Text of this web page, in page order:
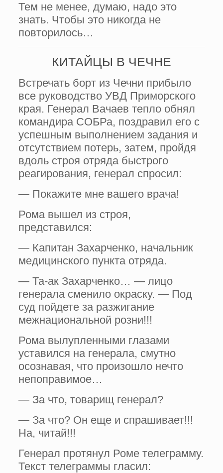
Тем не менее, думаю, надо это
знать. Чтобы это никогда не
повторилось…
КИТАЙЦЫ В ЧЕЧНЕ
Встречать борт из Чечни прибыло
все руководство УВД Приморского
края. Генерал Вачаев тепло обнял
командира СОБРа, поздравил его с
успешным выполнением задания и
отсутствием потерь, затем, пройдя
вдоль строя отряда быстрого
реагирования, генерал спросил:
— Покажите мне вашего врача!
Рома вышел из строя,
представился:
— Капитан Захарченко, начальник
медицинского пункта отряда.
— Та-ак Захарченко… — лицо
генерала сменило окраску. — Под
суд пойдете за разжигание
межнациональной розни!!!
Рома вылупленными глазами
уставился на генерала, смутно
осознавая, что произошло нечто
непоправимое…
— За что, товарищ генерал?
— За что? Он еще и спрашивает!!!
На, читай!!!
Генерал протянул Роме телеграмму.
Текст телеграммы гласил: